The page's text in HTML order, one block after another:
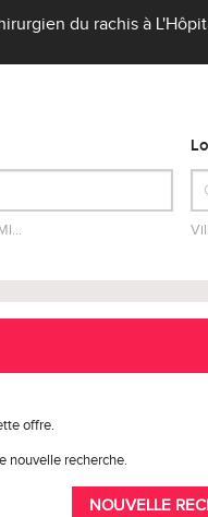
du rachis à
offre.
nouvelle recherche.
NOUVELLE